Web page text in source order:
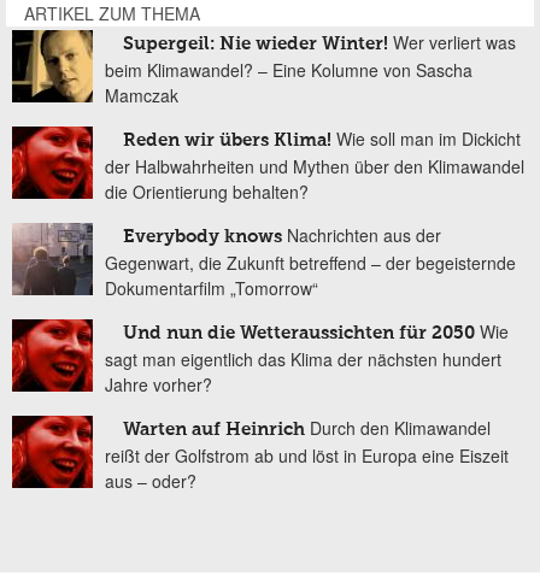
ARTIKEL ZUM THEMA
Supergeil: Nie wieder Winter! Wer verliert was
beim Klimawandel? – Eine Kolumne von Sascha
Mamczak
Reden wir übers Klima! Wie soll man im Dickicht
der Halbwahrheiten und Mythen über den Klimawandel
die Orientierung behalten?
Everybody knows Nachrichten aus der
Gegenwart, die Zukunft betreffend – der begeisternde
Dokumentarfilm „Tomorrow“
Und nun die Wetteraussichten für 2050 Wie
sagt man eigentlich das Klima der nächsten hundert
Jahre vorher?
Warten auf Heinrich Durch den Klimawandel
reißt der Golfstrom ab und löst in Europa eine Eiszeit
aus – oder?